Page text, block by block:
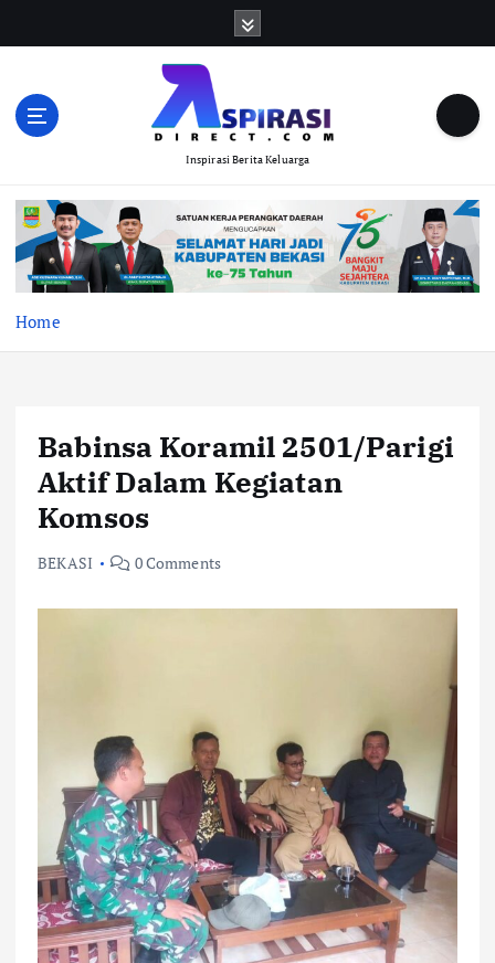
Inspirasi Berita Keluarga
Home
Babinsa Koramil 2501/Parigi
Aktif Dalam Kegiatan
Komsos
BEKASI 0 Comments